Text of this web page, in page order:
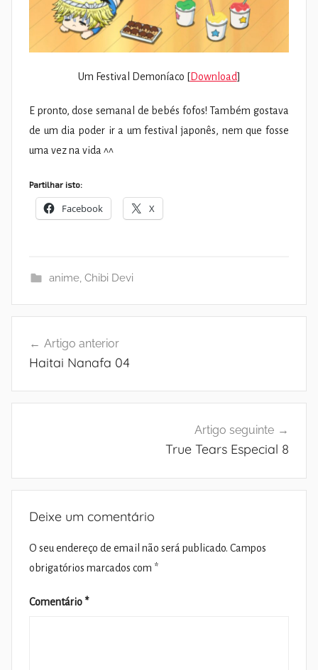
Um Festival Demoníaco [Download]
E pronto, dose semanal de bebés fofos! Também gostava
de um dia poder ir a um festival japonês, nem que fosse
uma vez na vida ^^
Partilhar isto:
Facebook X
anime, Chibi Devi
de
Artigo anterior
Haitai Nanafa 04
Artigo seguinte
True Tears Especial 8
Deixe um comentário
O seu endereço de email não será publicado. Campos
obrigatórios marcados com *
Comentário *